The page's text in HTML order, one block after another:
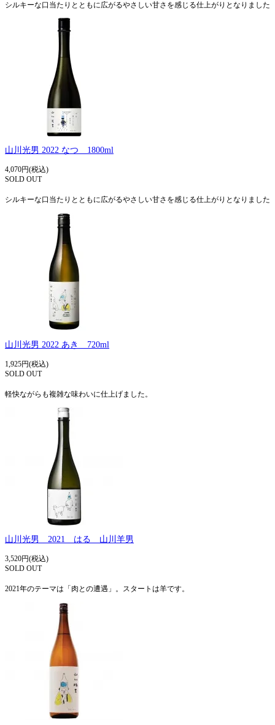
シルキーな口当たりとともに広がるやさしい甘さを感じる仕上がりとなりました
山川光男 2022 なつ 1800ml
4,070円(税込)
SOLD OUT
シルキーな口当たりとともに広がるやさしい甘さを感じる仕上がりとなりました
山川光男 2022 あき 720ml
1,925円(税込)
SOLD OUT
軽快ながらも複雑な味わいに仕上げました。
山川光男 2021 はる 山川羊男
3,520円(税込)
SOLD OUT
2021年のテーマは「肉との遭遇」。スタートは羊です。